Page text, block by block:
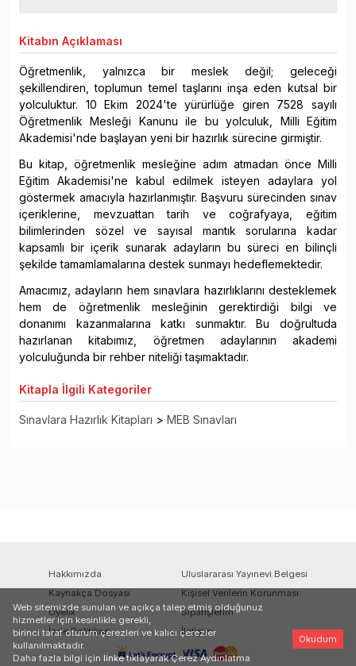
Kitabın Açıklaması
Öğretmenlik, yalnızca bir meslek değil; geleceği
şekillendiren, toplumun temel taşlarını inşa eden kutsal bir
yolculuktur. 10 Ekim 2024'te yürürlüğe giren 7528 sayılı
Öğretmenlik Mesleği Kanunu ile bu yolculuk, Milli Eğitim
Akademisi'nde başlayan yeni bir hazırlık sürecine girmiştir.
Bu kitap, öğretmenlik mesleğine adım atmadan önce Milli
Eğitim Akademisi'ne kabul edilmek isteyen adaylara yol
göstermek amacıyla hazırlanmıştır. Başvuru sürecinden sınav
içeriklerine, mevzuattan tarih ve coğrafyaya, eğitim
bilimlerinden sözel ve sayısal mantık sorularına kadar
kapsamlı bir içerik sunarak adayların bu süreci en bilinçli
şekilde tamamlamalarına destek sunmayı hedeflemektedir.
Amacımız, adayların hem sınavlara hazırlıklarını desteklemek
hem de öğretmenlik mesleğinin gerektirdiği bilgi ve
donanımı kazanmalarına katkı sunmaktır. Bu doğrultuda
hazırlanan kitabımız, öğretmen adaylarının akademi
yolculuğunda bir rehber niteliği taşımaktadır.
Kitapla İlgili Kategoriler
Sınavlara Hazırlık Kitapları > MEB Sınavları
Hakkımızda
Uluslararası Yayınevi Belgesi
Kaynakça Dosyası
Kişisel Verilerin Korunması
Üyelik
Siparişlerim
İade Politikası
İletişim
Web sitemizde sunulan ve açıkça talep etmiş olduğunuz
hizmetler için kesinlikle gerekli,
birinci taraf oturum çerezleri ve kalıcı çerezler
kullanılmaktadır.
Daha fazla bilgi için linke tıklayarak Çerez Aydınlatma
Okudum